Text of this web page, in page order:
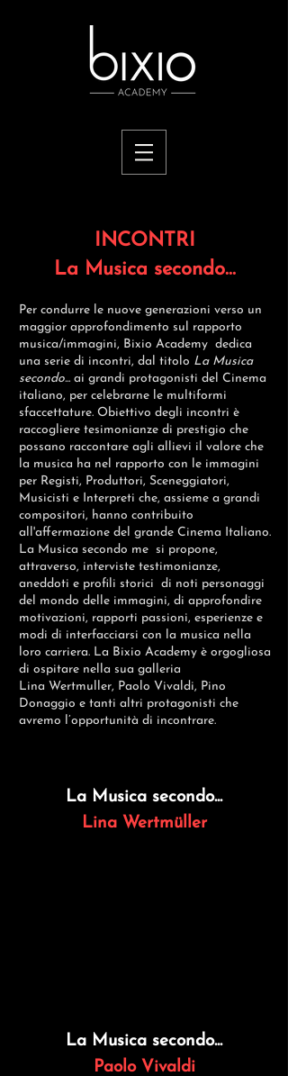
INCONTRI
La Musica secondo...
Per condurre le nuove generazioni verso un
maggior approfondimento sul rapporto
musica/immagini, Bixio Academy dedica
una serie di incontri, dal titolo La Musica
secondo... ai grandi protagonisti del Cinema
italiano, per celebrarne le multiformi
sfaccettature. Obiettivo degli incontri è
raccogliere tesimonianze di prestigio che
possano raccontare agli allievi il valore che
la musica ha nel rapporto con le immagini
per Registi, Produttori, Sceneggiatori,
Musicisti e Interpreti che, assieme a grandi
compositori, hanno contribuito
all'affermazione del grande Cinema Italiano.
La Musica secondo me si propone,
attraverso, interviste testimonianze,
aneddoti e profili storici di noti personaggi
del mondo delle immagini, di approfondire
motivazioni, rapporti passioni, esperienze e
modi di interfacciarsi con la musica nella
loro carriera. La Bixio Academy è orgogliosa
di ospitare nella sua galleria
Lina Wertmuller, Paolo Vivaldi, Pino
Donaggio e tanti altri protagonisti che
avremo l’opportunità di incontrare.
La Musica secondo...
Lina Wertmüller
La Musica secondo...
Paolo Vivaldi